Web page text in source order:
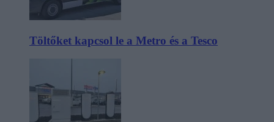
Töltőket kapcsol le a Metro és a Tesco